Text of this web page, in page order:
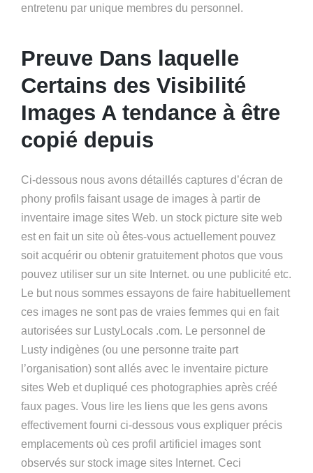
entretenu par unique membres du personnel.
Preuve Dans laquelle
Certains des Visibilité
Images A tendance à être
copié depuis
Ci-dessous nous avons détaillés captures d’écran de
phony profils faisant usage de images à partir de
inventaire image sites Web. un stock picture site web
est en fait un site où êtes-vous actuellement pouvez
soit acquérir ou obtenir gratuitement photos que vous
pouvez utiliser sur un site Internet. ou une publicité etc.
Le but nous sommes essayons de faire habituellement
ces images ne sont pas de vraies femmes qui en fait
autorisées sur LustyLocals .com. Le personnel de
Lusty indigènes (ou une personne traite part
l’organisation) sont allés avec le inventaire picture
sites Web et dupliqué ces photographies après créé
faux pages. Vous lire les liens que les gens avons
effectivement fourni ci-dessous vous expliquer précis
emplacements où ces profil artificiel images sont
observés sur stock image sites Internet. Ceci